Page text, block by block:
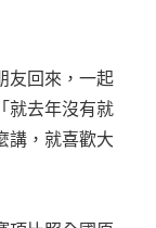
友回來，一起
就去年沒有就
講，就喜歡大